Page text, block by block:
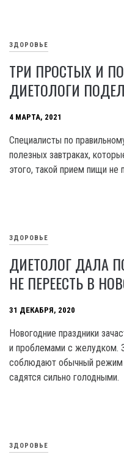
ЗДОРОВЬЕ
ТРИ ПРОСТЫХ И
ДИЕТОЛОГИ
4 МАРТА, 2021
Специалисты по
полезных завтраках,
этого, такой прием пищи
ЗДОРОВЬЕ
ДИЕТОЛОГ ДАЛА
НЕ ПЕРЕЕСТЬ В
31 ДЕКАБРЯ, 2020
Новогодние праздники
и проблемами с желудком.
соблюдают обычный режим
садятся сильно голодными.
ЗДОРОВЬЕ